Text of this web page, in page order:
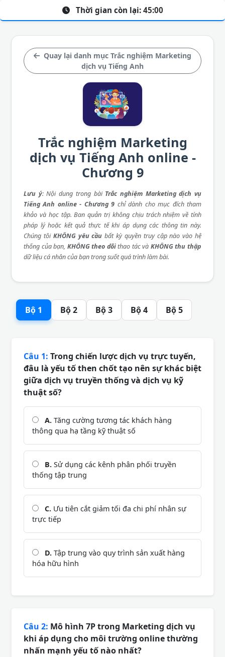
Quay lại danh mục Trắc nghiệm Marketing
dịch vụ Tiếng Anh
Trắc nghiệm Marketing
dịch vụ Tiếng Anh online -
Chương 9
Lưu ý: Nội dung trong bài Trắc nghiệm Marketing dịch vụ
Tiếng Anh online - Chương 9 chỉ dành cho mục đích tham
khảo và học tập. Ban quản trị không chịu trách nhiệm về tính
pháp lý hoặc kết quả thực tế khi áp dụng các thông tin này.
Chúng tôi KHÔNG yêu cầu bất kỳ quyền truy cập nào vào hệ
thống của bạn, KHÔNG theo dõithao tác và KHÔNG thu thập
dữ liệu cá nhân của bạn trong suốt quá trình làm bài.
Thời gian còn lại: 45:00
Bộ 1 Bộ 2 Bộ 3 Bộ 4 Bộ 5
Câu 1: Trong chiến lược dịch vụ trực tuyến,
đâu là yếu tố then chốt tạo nên sự khác biệt
giữa dịch vụ truyền thống và dịch vụ kỹ
thuật số?
A. Tăng cường tương tác khách hàng
thông qua hạ tầng kỹ thuật số
B. Sử dụng các kênh phân phối truyền
thống tập trung
C. Ưu tiên cắt giảm tối đa chi phí nhân sự
trực tiếp
D. Tập trung vào quy trình sản xuất hàng
hóa hữu hình
Câu 2: Mô hình 7P trong Marketing dịch vụ
khi áp dụng cho môi trường online thường
nhấn mạnh yếu tố nào nhất?